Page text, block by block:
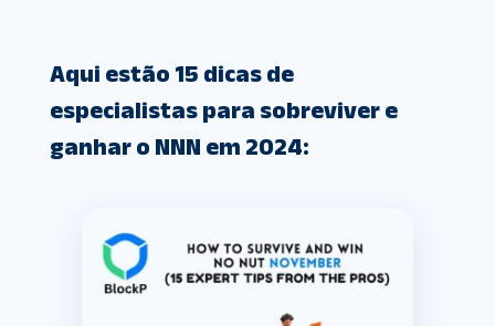
Aqui estão 15 dicas de
especialistas para sobreviver e
ganhar o NNN em 2024: